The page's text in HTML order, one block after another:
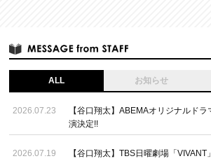
ALL お知らせ
2026.07.23
【谷口翔太】ABEMAオリジナルド
演決定!!
2026.07.19 【谷口翔太】TBS日曜劇場「VIVANT